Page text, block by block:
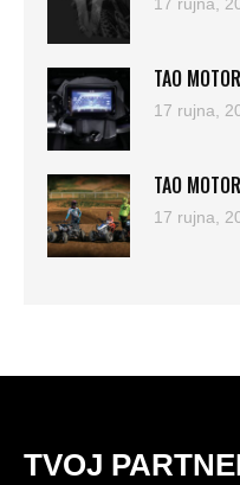
TAO
17 rujna,
TAO
17 rujna,
TVOJ